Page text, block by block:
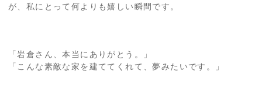
が、私にとって何よりも嬉しい瞬間です。
「岩倉さん、本当にありがとう。」
「こんな素敵な家を建ててくれて、夢みたいです。」